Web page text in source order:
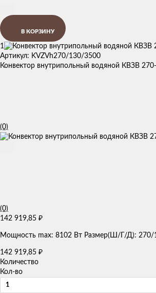
В КОРЗИНУ
1
Артикул: KVZVh270/130/3500
Конвектор внутрипольный водяной КВЗВ
(0)
(0)
142 919,85 ₽
Мощность max: 8102 Вт Размер(Ш/Г/Д):
142 919,85 ₽
Количество
Кол-во